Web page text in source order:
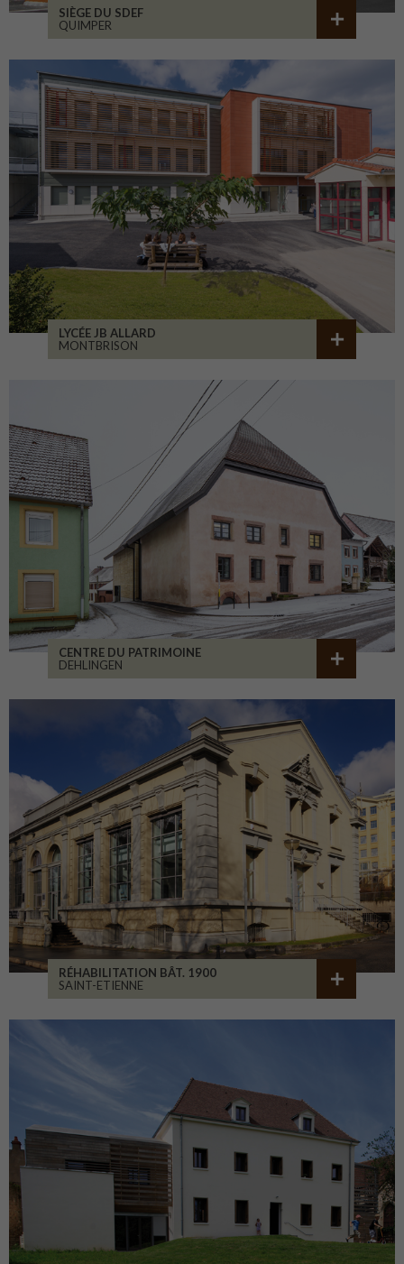
SIÈGE DU SDEF
QUIMPER
LYCÉE JB ALLARD
MONTBRISON
CENTRE DU PATRIMOINE
DEHLINGEN
RÉHABILITATION BÂT. 1900
SAINT-ETIENNE